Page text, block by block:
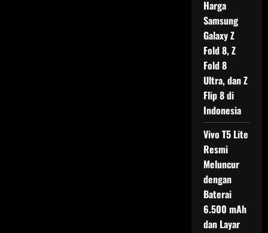
Harga
Samsung
Galaxy Z
Fold 8, Z
Fold 8
Ultra, dan Z
Flip 8 di
Indonesia
Vivo T5 Lite
Resmi
Meluncur
dengan
Baterai
6.500 mAh
dan Layar